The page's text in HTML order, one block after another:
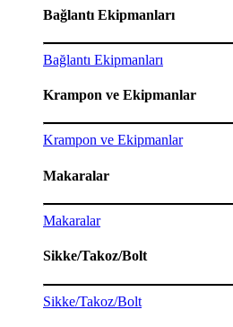
Bağlantı Ekipmanları
Bağlantı Ekipmanları
Krampon ve Ekipmanlar
Krampon ve Ekipmanlar
Makaralar
Makaralar
Sikke/Takoz/Bolt
Sikke/Takoz/Bolt